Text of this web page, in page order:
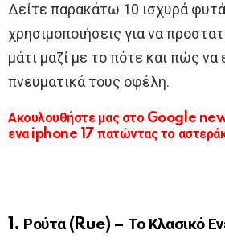
Δείτε παρακάτω 10 ισχυρά
χρησιμοποιήσεις για να
μάτι μαζί με το πότε και πώς να
πνευματικά τους οφέλη.
Ακουλουθήστε μας στο Google
ενα iphone 17 πατώντας το
1. Ρούτα (Rue) – Το Κλασικό